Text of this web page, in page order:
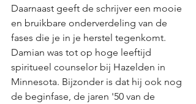
Daarnaast geeft de schrijver een mooie
en bruikbare onderverdeling van de
fases die je in je herstel tegenkomt.
Damian was tot op hoge leeftijd
spiritueel counselor bij Hazelden in
Minnesota. Bijzonder is dat hij ook nog
de beginfase, de jaren '50 van de